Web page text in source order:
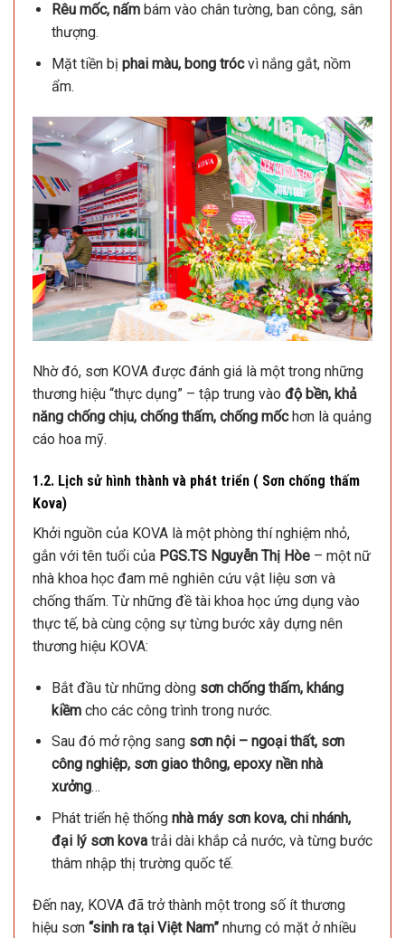
Rêu mốc, nấmbám vào chân tường, ban công, sân
thượng.
Mặt tiền bị phai màu, bong trócvì nắng gắt, nồm
ẩm.
Nhờ đó, sơn KOVA được đánh giá là một trong những
thương hiệu “thực dụng” – tập trung vào độ bền, khả
năng chống chịu, chống thấm, chống mốchơn là quảng
cáo hoa mỹ.
1.2. Lịch sử hình thành và phát triển ( Sơn chống thấm
Kova)
Khởi nguồn của KOVA là một phòng thí nghiệm nhỏ,
gắn với tên tuổi của PGS.TS Nguyễn Thị Hòe – một nữ
nhà khoa học đam mê nghiên cứu vật liệu sơn và
chống thấm. Từ những đề tài khoa học ứng dụng vào
thực tế, bà cùng cộng sự từng bước xây dựng nên
thương hiệu KOVA:
Bắt đầu từ những dòng sơn chống thấm, kháng
kiềmcho các công trình trong nước.
Sau đó mở rộng sang sơn nội – ngoại thất, sơn
công nghiệp, sơn giao thông, epoxy nền nhà
xưởng…
Phát triển hệ thống nhà máy sơn kova​, chi nhánh,
đại lý sơn kovatrải dài khắp cả nước, và từng bước
thâm nhập thị trường quốc tế.
Đến nay, KOVA đã trở thành một trong số ít thương
hiệu sơn “sinh ra tại Việt Nam” nhưng có mặt ở nhiều